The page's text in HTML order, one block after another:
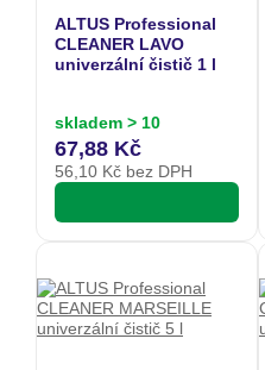
ALTUS Professional
CLEANER LAVO
univerzální čistič 1 l
skladem > 10
67,88 Kč
56,10 Kč bez DPH